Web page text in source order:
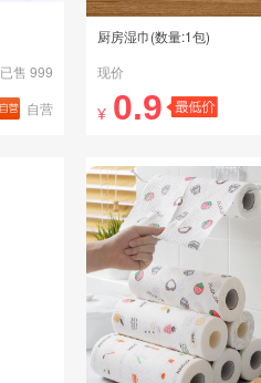
已售 999
自营
厨房湿巾(数量:1包)
现价
¥ 0.9